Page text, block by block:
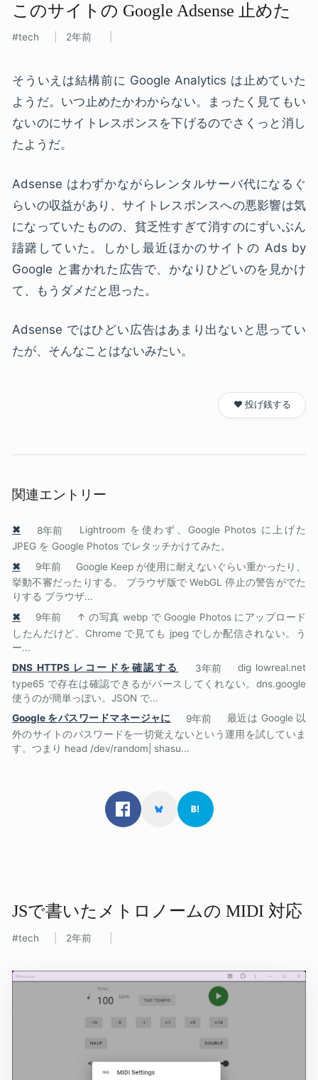
この​サイトの​ Google Adsense 止めた
tech 2年前
そういえは結構前に Google Analytics は止めていた
ようだ。いつ止めたかわからない。まったく見てもい
ないのにサイトレスポンスを下げるのでさくっと消し
たようだ。
Adsense はわずかながらレンタルサーバ代になるぐ
らいの収益があり、サイトレスポンスへの悪影響は気
になっていたものの、貧乏性すぎて消すのにずいぶん
躊躇していた。しかし最近ほかのサイトの Ads by
Google と書かれた広告で、かなりひどいのを見かけ
て、もうダメだと思った。
Adsense ではひどい広告はあまり出ないと思ってい
たが、そんなことはないみたい。
❤️ 投げ銭する
関連エントリー
✖ 8年前
Lightroom を使わず、Google Photos に上げた
JPEG を Google Photos でレタッチかけてみた。
✖
9年前
Google Keep が使用に耐えないぐらい重かったり、
挙動不審だったりする。 ブラウザ版で WebGL 停止の警告がでた
りする ブラウザ...
✖
9年前
↑ の写真 webp で Google Photos にアップロード
したんだけど、Chrome で見ても jpeg でしか配信されない。う
ー...
DNS HTTPS レコードを確認する
3年前
dig lowreal.net
type65 で存在は確認できるがパースしてくれない。dns.google
使うのが簡単っぽい。JSON で...
Google をパスワードマネージャに
9年前
最近は Google 以
外のサイトのパスワードを一切覚えないという運用を試していま
す。つまり head /dev/random| shasu...
JSで​書いた​メトロノームの​ MIDI 対応
tech 2年前